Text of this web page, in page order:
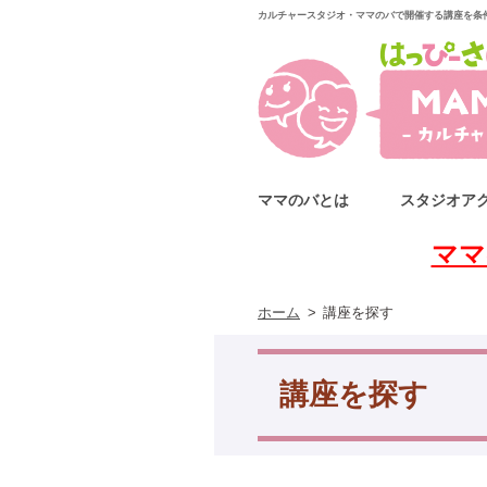
カルチャースタジオ・ママのバで開催する講座を
ママのバとは スタジオア
マ
ホーム 講座を探す
講座を探す